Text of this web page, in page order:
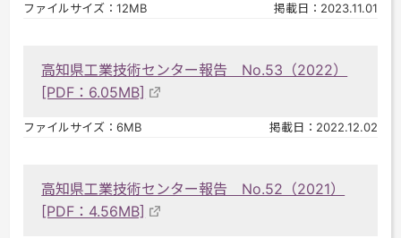
ファイルサイズ：12MB 掲載日：2023.11.01
高知県工業技術センター報告 No.53（2022）
[PDF：6.05MB]
ファイルサイズ：6MB 掲載日：2022.12.02
高知県工業技術センター報告 No.52（2021）
[PDF：4.56MB]